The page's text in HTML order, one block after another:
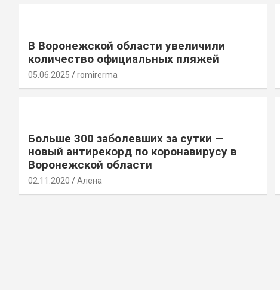
В Воронежской области увеличили
количество официальных пляжей
05.06.2025 romirerma
Больше 300 заболевших за сутки —
новый антирекорд по коронавирусу в
Воронежской области
02.11.2020 Алена